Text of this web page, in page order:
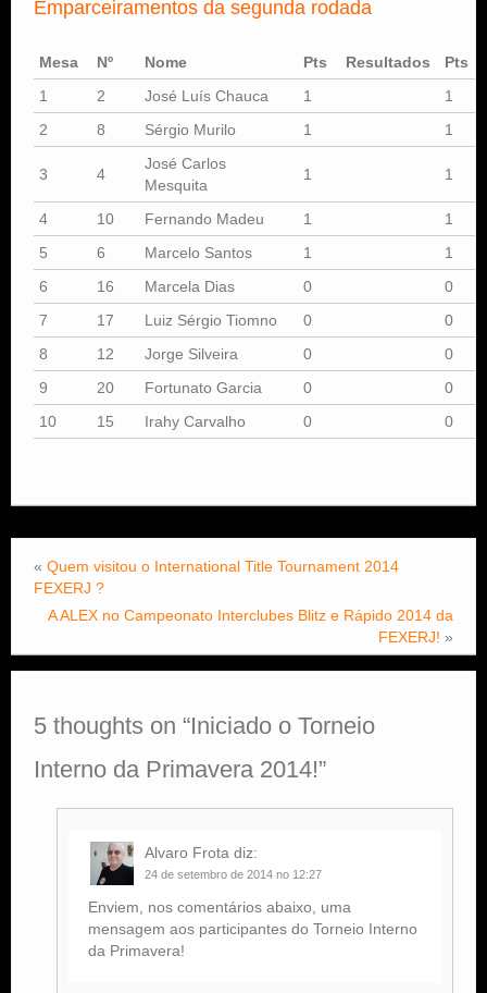
Emparceiramentos da segunda rodada
Mesa Nº Nome Pts Resultados
Pts
1
2 José Luís Chauca 1
1
2
8 Sérgio Murilo 1 1
3 4
José Carlos
Mesquita
1 1
4 10 Fernando Madeu 1
1
5
6 Marcelo Santos 1
1
6
16 Marcela Dias 0
0
7
17 Luiz Sérgio Tiomno 0
0
8
12 Jorge Silveira 0
0
9
20 Fortunato Garcia 0
0
10
15 Irahy Carvalho 0 0
« Quem visitou o International Title Tournament 2014
FEXERJ ?
A ALEX no Campeonato Interclubes Blitz e Rápido 2014 da
FEXERJ! »
5 thoughts on “Iniciado o Torneio
Interno da Primavera 2014!”
Alvaro Frota diz:
24 de setembro de 2014 no 12:27
Enviem, nos comentários abaixo, uma
mensagem aos participantes do Torneio Interno
da Primavera!